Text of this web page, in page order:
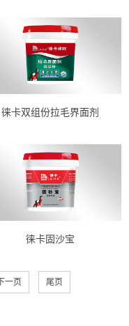
徕卡双组份拉毛界面剂
徕卡固沙宝
下一页 尾页